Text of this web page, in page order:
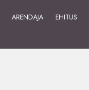
ARENDAJA EHITUS